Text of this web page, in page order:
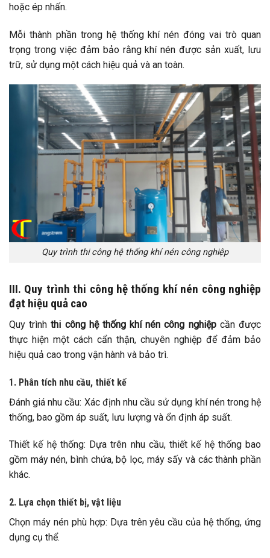
hoặc ép nhấn.
Mỗi thành phần trong hệ thống khí nén đóng vai trò quan
trọng trong việc đảm bảo rằng khí nén được sản xuất, lưu
trữ, sử dụng một cách hiệu quả và an toàn.
Quy trình thi công hệ thống khí nén công nghiệp
III. Quy trình thi công hệ thống khí nén công nghiệp
đạt hiệu quả cao
Quy trìnhthi công hệ thống khí nén công nghiệpcần được
thực hiện một cách cẩn thận, chuyên nghiệp để đảm bảo
hiệu quả cao trong vận hành và bảo trì.
1. Phân tích nhu cầu, thiết kế
Đánh giá nhu cầu: Xác định nhu cầu sử dụng khí nén trong hệ
thống, bao gồm áp suất, lưu lượng và ổn định áp suất.
Thiết kế hệ thống: Dựa trên nhu cầu, thiết kế hệ thống bao
gồm máy nén, bình chứa, bộ lọc, máy sấy và các thành phần
khác.
2. Lựa chọn thiết bị, vật liệu
Chọn máy nén phù hợp: Dựa trên yêu cầu của hệ thống, ứng
dụng cụ thể.